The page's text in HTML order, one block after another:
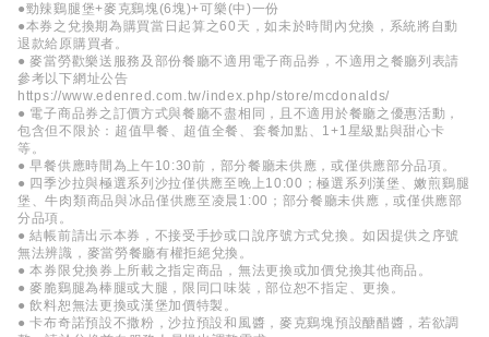
●勁辣鷄腿堡+麥克鷄塊(6塊)+可樂(中)一份
●本券之兌換期為購買當日起算之60天，如未於時間內兌換，系統將自動
退款給原購買者。
● 麥當勞歡樂送服務及部份餐廳不適用電子商品券，不適用之餐廳列表請
參考以下網址公告
https://www.edenred.com.tw/index.php/store/mcdonalds/
● 電子商品券之訂價方式與餐廳不盡相同，且不適用於餐廳之優惠活動，
包含但不限於：超值早餐、超值全餐、套餐加點、1+1星級點與甜心卡
等。
● 早餐供應時間為上午10:30前，部分餐廳未供應，或僅供應部分品項。
● 四季沙拉與極選系列沙拉僅供應至晚上10:00；極選系列漢堡、嫩煎鷄腿
堡、牛肉類商品與冰品僅供應至凌晨1:00；部分餐廳未供應，或僅供應部
分品項。
● 結帳前請出示本券，不接受手抄或口說序號方式兌換。如因提供之序號
無法辨識，麥當勞餐廳有權拒絕兌換。
● 本券限兌換券上所載之指定商品，無法更換或加價兌換其他商品。
● 麥脆鷄腿為棒腿或大腿，限同口味裝，部位恕不指定、更換。
● 飲料恕無法更換或漢堡加價特製。
● 卡布奇諾預設不撒粉，沙拉預設和風醬，麥克鷄塊預設醣醋醬，若欲調